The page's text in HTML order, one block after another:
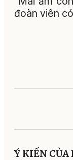
đoàn viên
Ý KIẾN CỦA